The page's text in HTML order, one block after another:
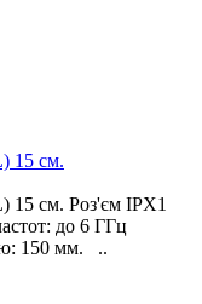
15 см.
15 см. Роз'єм IPX1
до 6 ГГц
150 мм. ..